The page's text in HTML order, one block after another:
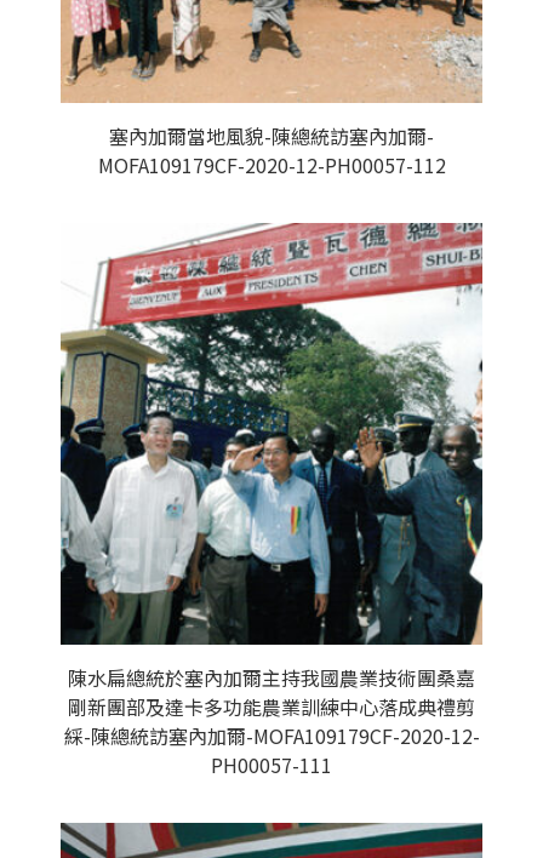
塞內加爾當地風貌-陳總統訪塞內加爾-
MOFA109179CF-2020-12-PH00057-112
陳水扁總統於塞內加爾主持我國農業技術團桑嘉
剛新團部及達卡多功能農業訓練中心落成典禮剪
綵-陳總統訪塞內加爾-MOFA109179CF-2020-12-
PH00057-111